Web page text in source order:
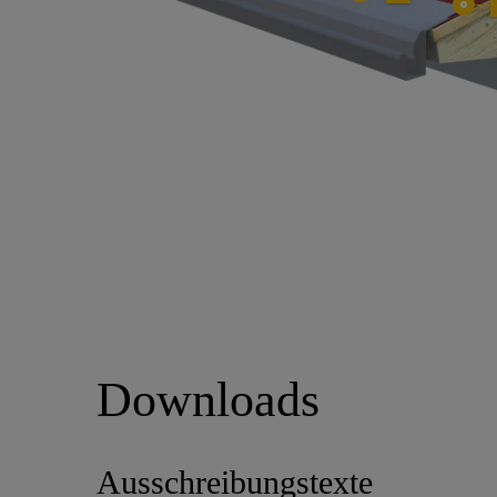
Downloads
Ausschreibungstexte